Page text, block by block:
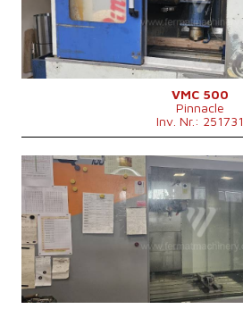
X Weg
510 mm
Y Weg
305 mm
Z Weg
305 mm
Spindeldrehzahl
0 -
Anzahl der Achsen
3
nein
BT 40 .
Maschinenabmessungen L x B x H
Maschinengewicht
2000 kg
VMC 500
Pinnacle
Inv. Nr.: 251731
Baujahr:
2002
Kontrollsystem
ja
Steuerung Heidenhain
TNC 620
Aufspanntischfläche
1300 x
X Weg
1000 mm
Y Weg
600 mm
Z Weg
650 mm
Spindeldrehzahl
0 -
Anzahl der Achsen
3